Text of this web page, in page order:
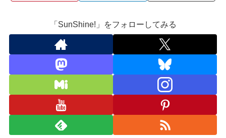
「SunShine!」をフォローしてみる